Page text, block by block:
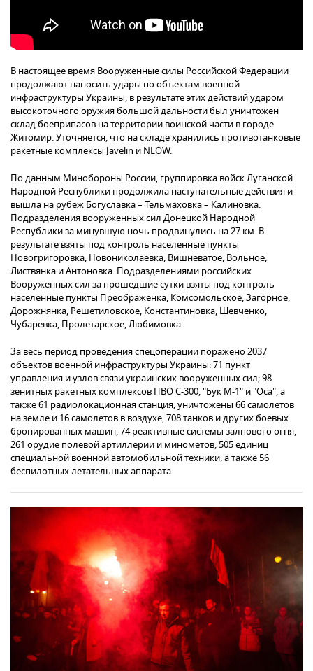
В настоящее время Вооруженные силы Российской Федерации
продолжают наносить удары по объектам военной
инфраструктуры Украины, в результате этих действий ударом
высокоточного оружия большой дальности был уничтожен
склад боеприпасов на территории воинской части в городе
Житомир. Уточняется, что на складе хранились противотанковые
ракетные комплексы Javelin и NLOW.
По данным Минобороны России, группировка войск Луганской
Народной Республики продолжила наступательные действия и
вышла на рубеж Богуславка – Тельмаховка – Калиновка.
Подразделения вооруженных сил Донецкой Народной
Республики за минувшую ночь продвинулись на 27 км. В
результате взяты под контроль населенные пункты
Новогригоровка, Новониколаевка, Вишневатое, Вольное,
Листвянка и Антоновка. Подразделениями российских
Вооруженных сил за прошедшие сутки взяты под контроль
населенные пункты Преображенка, Комсомольское, Загорное,
Дорожнянка, Решетиловское, Константиновка, Шевченко,
Чубаревка, Пролетарское, Любимовка.
За весь период проведения спецоперации поражено 2037
объектов военной инфраструктуры Украины: 71 пункт
управления и узлов связи украинских вооруженных сил; 98
зенитных ракетных комплексов ПВО С-300, "Бук М-1" и "Оса", а
также 61 радиолокационная станция; уничтожены 66 самолетов
на земле и 16 самолетов в воздухе, 708 танков и других боевых
бронированных машин, 74 реактивные системы залпового огня,
261 орудие полевой артиллерии и минометов, 505 единиц
специальной военной автомобильной техники, а также 56
беспилотных летательных аппарата.